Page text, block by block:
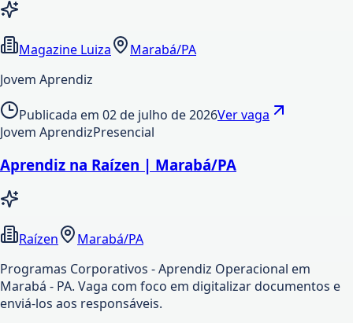
Magazine Luiza
Marabá/PA
Jovem Aprendiz
Publicada em 02 de julho de 2026Ver vaga
Jovem AprendizPresencial
Aprendiz na Raízen | Marabá/PA
Raízen
Marabá/PA
Programas Corporativos - Aprendiz Operacional em
Marabá - PA. Vaga com foco em digitalizar documentos e
enviá-los aos responsáveis.